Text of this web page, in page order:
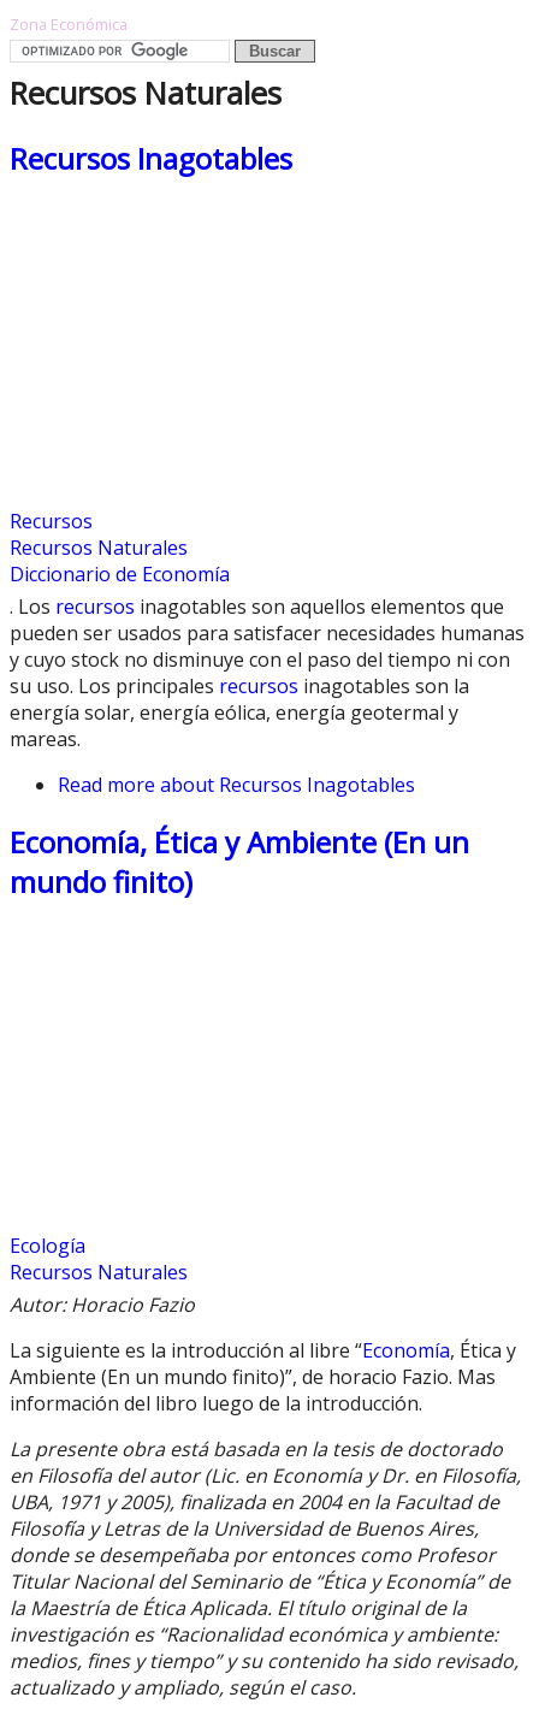
Zona Económica
Recursos Naturales
Recursos Inagotables
Recursos
Recursos Naturales
Diccionario de Economía
. Los recursos inagotables son aquellos elementos que
pueden ser usados para satisfacer necesidades humanas
y cuyo stock no disminuye con el paso del tiempo ni con
su uso. Los principales recursos inagotables son la
energía solar, energía eólica, energía geotermal y
mareas.
Read more about Recursos Inagotables
Economía, Ética y Ambiente (En un
mundo finito)
Ecología
Recursos Naturales
Autor: Horacio Fazio
La siguiente es la introducción al libre “Economía, Ética y
Ambiente (En un mundo finito)”, de horacio Fazio. Mas
información del libro luego de la introducción.
La presente obra está basada en la tesis de doctorado
en Filosofía del autor (Lic. en Economía y Dr. en Filosofía,
UBA, 1971 y 2005), finalizada en 2004 en la Facultad de
Filosofía y Letras de la Universidad de Buenos Aires,
donde se desempeñaba por entonces como Profesor
Titular Nacional del Seminario de “Ética y Economía” de
la Maestría de Ética Aplicada. El título original de la
investigación es “Racionalidad económica y ambiente:
medios, fines y tiempo” y su contenido ha sido revisado,
actualizado y ampliado, según el caso.